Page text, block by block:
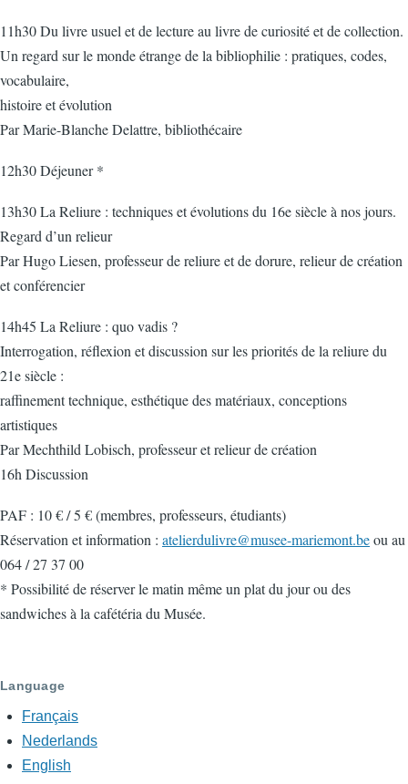
11h30 Du livre usuel et de lecture au livre de curiosité et de collection.
Un regard sur le monde étrange de la bibliophilie : pratiques, codes,
vocabulaire,
histoire et évolution
Par Marie-Blanche Delattre, bibliothécaire
12h30 Déjeuner *
13h30 La Reliure : techniques et évolutions du 16e siècle à nos jours.
Regard d’un relieur
Par Hugo Liesen, professeur de reliure et de dorure, relieur de création
et conférencier
14h45 La Reliure : quo vadis ?
Interrogation, réflexion et discussion sur les priorités de la reliure du
21e siècle :
raffinement technique, esthétique des matériaux, conceptions
artistiques
Par Mechthild Lobisch, professeur et relieur de création
16h Discussion
PAF : 10 € / 5 € (membres, professeurs, étudiants)
Réservation et information : atelierdulivre@musee-mariemont.beou au
064 / 27 37 00
* Possibilité de réserver le matin même un plat du jour ou des
sandwiches à la cafétéria du Musée.
Language
Français
Nederlands
English